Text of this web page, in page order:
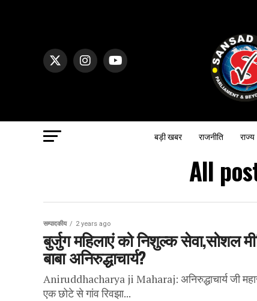
बड़ी खबर राजनीति राज्य
All
सम्पादकीय 2 years ago
बुर्जुग महिलाएं को निशुल्क सेवा,सोशल
बाबा अनिरुद्धाचार्य?
Aniruddhacharya ji Maharaj: अनिरुद्धाचार्य जी
एक छोटे से गांव रिवझा...